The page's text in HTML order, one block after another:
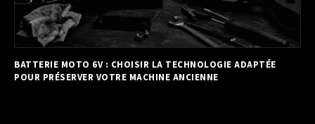
BATTERIE MOTO 6V : CHOISIR LA TECHNOLOGIE ADAPTÉE
POUR PRÉSERVER VOTRE MACHINE ANCIENNE